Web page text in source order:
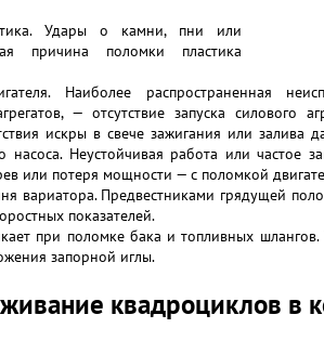
Удары о камни, пни или
причина поломки пластика
Наиболее распространенная
— отсутствие запуска силового
искры в свече зажигания или залива
насоса. Неустойчивая работа или
или потеря мощности — с поломкой
вариатора. Предвестниками грядущей
показателей.
при поломке бака и топливных
запорной иглы.
квадроциклов в